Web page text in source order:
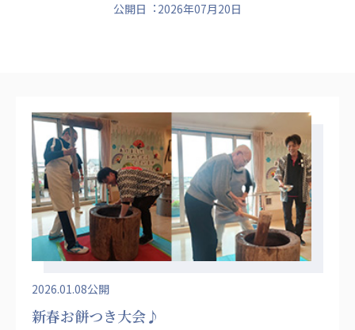
社会福祉法人 心の会
聖心美容クリニック
S-Labo（渋谷院）
医療法人社団 デンタルケアコミュニティ
フォレストデンタルクリニック
医療法人 共生会
松園病院介護医療院
複合ケアセンターまつぞの
医療法人社団 鴻愛会
公開日︓2026年07月20日
2026.01.08公開
新春お餅つき大会♪